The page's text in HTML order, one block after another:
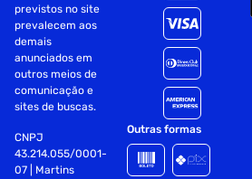
previstos no site
prevalecem aos
demais
anunciados em
outros meios de
comunicação e
sites de buscas.
CNPJ
43.214.055/0001-
07 | Martins
Outras formas